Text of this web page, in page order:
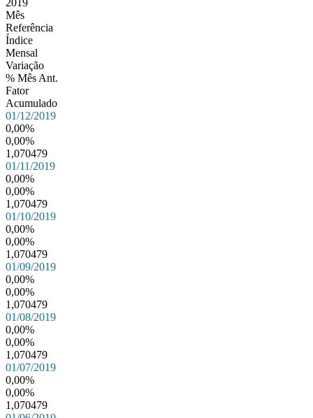
2019
Mês
Referência
Índice
Mensal
Variação
% Mês Ant.
Fator
Acumulado
01/12/2019
0,00%
0,00%
1,070479
01/11/2019
0,00%
0,00%
1,070479
01/10/2019
0,00%
0,00%
1,070479
01/09/2019
0,00%
0,00%
1,070479
01/08/2019
0,00%
0,00%
1,070479
01/07/2019
0,00%
0,00%
1,070479